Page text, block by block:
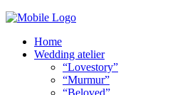
Home
Wedding atelier
“Lovestory”
“Murmur”
“Beloved”